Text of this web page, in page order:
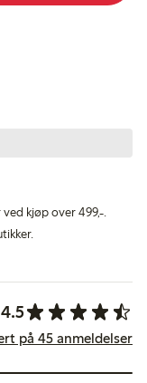
kjøp over 499,-.
4.5
på 45 anmeldelser